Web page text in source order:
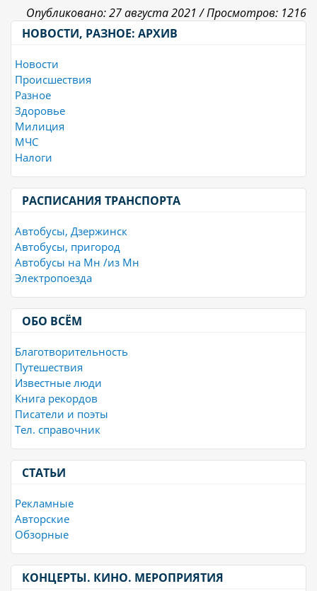
Опубликовано: 27 августа 2021 /Просмотров: 1216
НОВОСТИ, РАЗНОЕ: АРХИВ
Новости
Происшествия
Разное
Здоровье
Милиция
МЧС
Налоги
РАСПИСАНИЯ ТРАНСПОРТА
Автобусы, Дзержинск
Автобусы, пригород
Автобусы на Мн /из Мн
Электропоезда
ОБО ВСЁМ
Благотворительность
Путешествия
Известные люди
Книга рекордов
Писатели и поэты
Тел. справочник
СТАТЬИ
Рекламные
Авторские
Обзорные
КОНЦЕРТЫ. КИНО. МЕРОПРИЯТИЯ